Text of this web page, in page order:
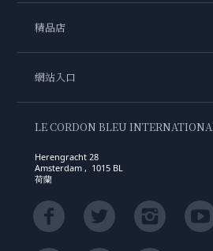
精品店
網站入口
LE CORDON BLEU
Herengracht 28
Amsterdam , 1015 BL
荷蘭